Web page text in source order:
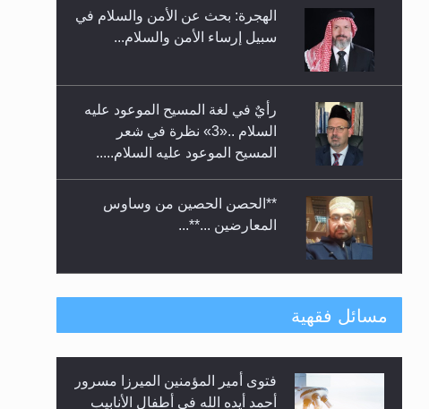
حفل توزيع الشهادات في الجامعة
الأحمدية بنيجيريا لعام 2025
الهجرة: بحث عن الأمن والسلام في
سبيل إرساء الأمن والسلام...
رأيٌ في لغة المسيح الموعود عليه
السلام ..«3» نظرة في شعر
المسيح الموعود عليه السلام.....
**الحصن الحصين من وساوس
المعارضين ...**...
متطلَّبات التّحريك الجديد...
رأيٌ في لغة المسيح الموعود عليه
مسائل فقهية
فتوى أمير المؤمنين الميرزا مسرور
أحمد أيده الله في أطفال الأنابيب